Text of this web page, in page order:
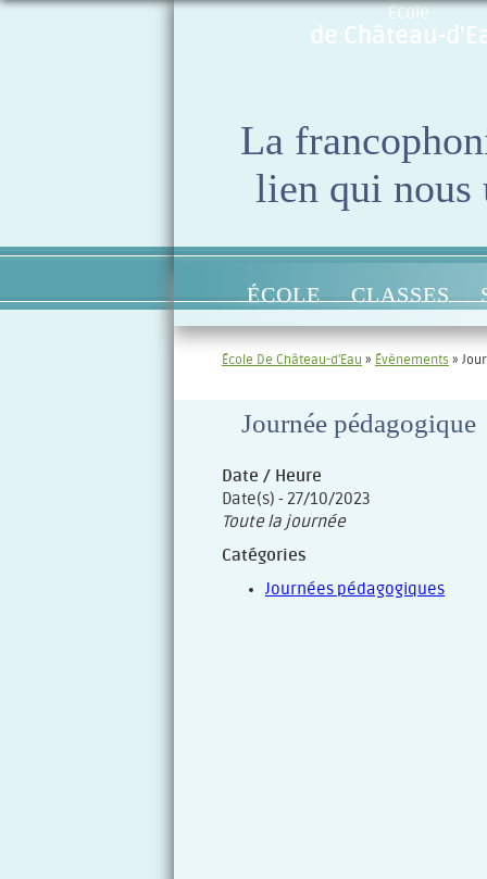
École
de Château-
La
lien qui nous
ÉCOLE CLASSES
École De Château-d'Eau » Évènements »
Journée pédagogique
Date / Heure
Date(s) - 27/10/2023
Toute la journée
Catégories
Journées pédagogiques